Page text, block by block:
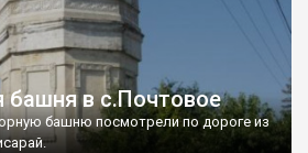
башня в с.Почтовое
башню посмотрели по дороге из